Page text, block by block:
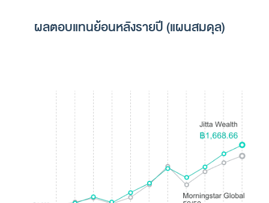
ผลตอบแทนย้อนหลังรายปี (แผนสมดุล)